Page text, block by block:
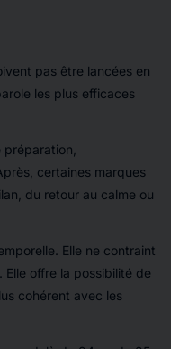
pas être lancées en
les plus efficaces
certaines marques
du retour au calme ou
Elle ne contraint
offre la possibilité de
cohérent avec les